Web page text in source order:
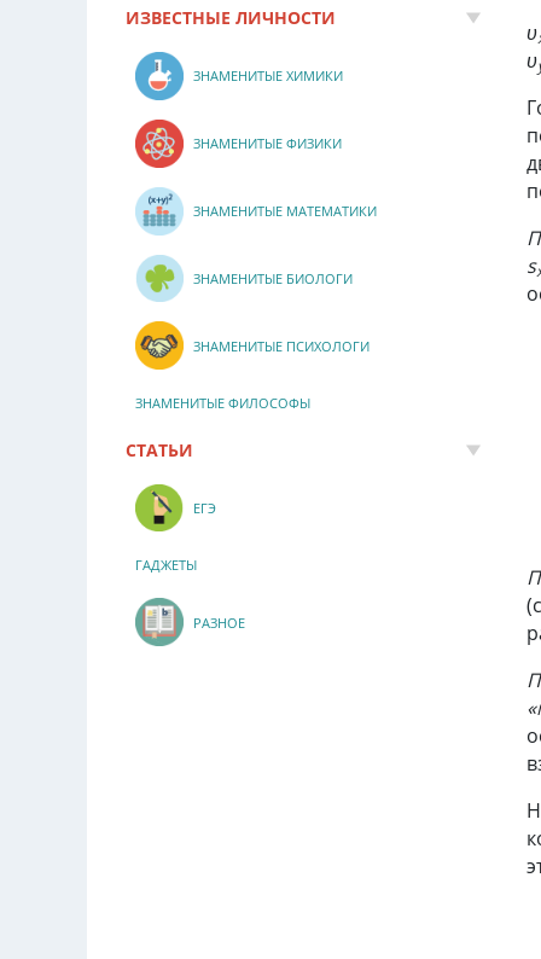
υ
υ
s
ИЗВЕСТНЫЕ ЛИЧНОСТИ
ЗНАМЕНИТЫЕ ХИМИКИ
ЗНАМЕНИТЫЕ ФИЗИКИ
ЗНАМЕНИТЫЕ МАТЕМАТИКИ
ЗНАМЕНИТЫЕ БИОЛОГИ
ЗНАМЕНИТЫЕ ПСИХОЛОГИ
ЗНАМЕНИТЫЕ ФИЛОСОФЫ
СТАТЬИ
ЕГЭ
ГАДЖЕТЫ
РАЗНОЕ